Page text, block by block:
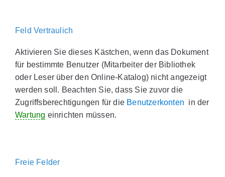
Feld Vertraulich
Aktivieren Sie dieses Kästchen, wenn das Dokument
für bestimmte Benutzer (Mitarbeiter der Bibliothek
oder Leser über den Online-Katalog) nicht angezeigt
werden soll. Beachten Sie, dass Sie zuvor die
Zugriffsberechtigungen für die Benutzerkonten in der
Wartung einrichten müssen.
Freie Felder